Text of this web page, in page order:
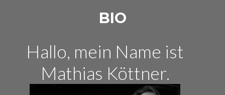
BIO
Hallo, mein Name ist
Mathias Köttner.